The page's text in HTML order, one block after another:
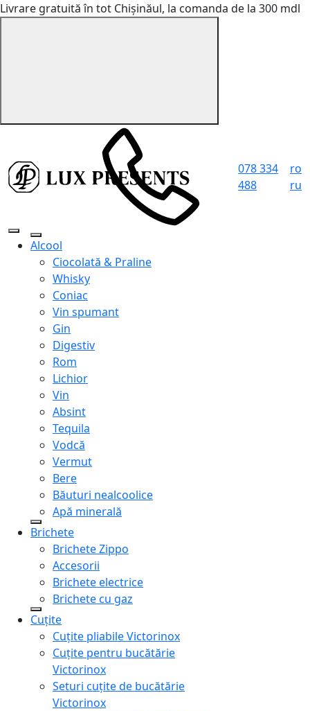
Livrare gratuită în tot Chișinăul, la comanda de la 300 mdl
078 334
488
ro
ru
Alcool
Ciocolată & Praline
Whisky
Coniac
Vin spumant
Gin
Digestiv
Rom
Lichior
Vin
Absint
Tequila
Vodcă
Vermut
Bere
Băuturi nealcoolice
Apă minerală
Brichete
Brichete Zippo
Accesorii
Brichete electrice
Brichete cu gaz
Cuțite
Cuțite pliabile Victorinox
Cuțite pentru bucătărie
Victorinox
Seturi cuțite de bucătărie
Victorinox